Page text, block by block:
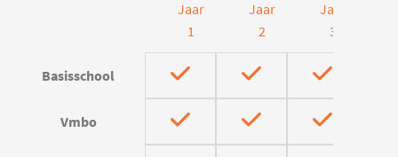
Jaar
1
Jaar
2
Jaar
3
Basisschool
Vmbo